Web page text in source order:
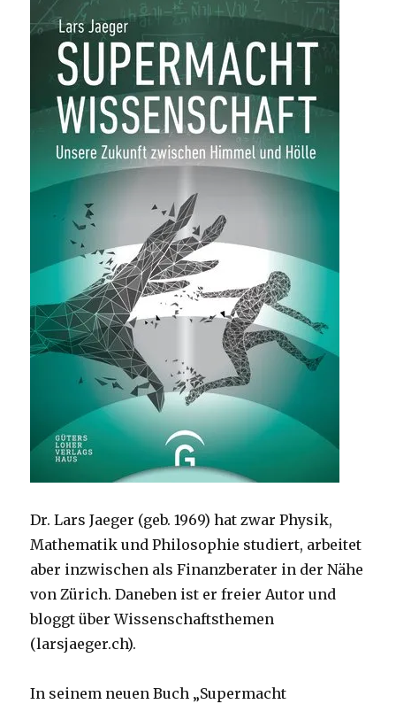
Dr. Lars Jaeger (geb. 1969) hat zwar Physik,
Mathematik und Philosophie studiert, arbeitet
aber inzwischen als Finanzberater in der Nähe
von Zürich. Daneben ist er freier Autor und
bloggt über Wissenschaftsthemen
(larsjaeger.ch).
In seinem neuen Buch „Supermacht